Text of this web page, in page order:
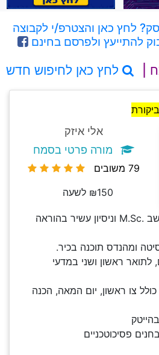
לחץ כאן והצטרפ/י לקבוצה
להתייעץ ולפרסם בחינם
| לחץ כאן לחיפוש חדש
אלי איזק
מורה פרטי בסמח
79 משובים
₪150 לשעה
תואר שני במדעי המחשב .M.Sc וניסיון עשיר בהוראה
ומהנדס תוכנה בכיר.
לתואר ראשון ושני במדעי
צו ראשון, יום המאה, הכנה
פסיכוטכניים